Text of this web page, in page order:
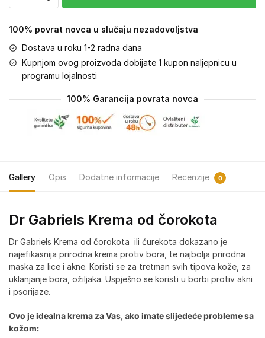
100% povrat novca u slučaju nezadovoljstva
Dostava u roku 1-2 radna dana
Kupnjom ovog proizvoda dobijate 1 kupon naljepnicu u
programu lojalnosti
100% Garancija povrata novca
Gallery Opis Dodatne informacije Recenzije 0
Dr Gabriels Krema od čorokota
Dr Gabriels Krema od čorokota ili ćurekota dokazano je
najefikasnija prirodna krema protiv bora, te najbolja prirodna
maska za lice i akne. Koristi se za tretman svih tipova kože, za
uklanjanje bora, ožiljaka. Uspješno se koristi u borbi protiv akni
i psorijaze.
Ovo je idealna krema za Vas, ako imate slijedeće probleme sa
kožom: